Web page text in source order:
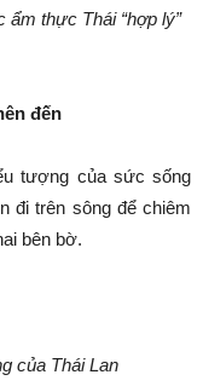
thực Thái “hợp lý”
đến
tượng của sức sống
đi trên sông để chiêm
bên bờ.
của Thái Lan